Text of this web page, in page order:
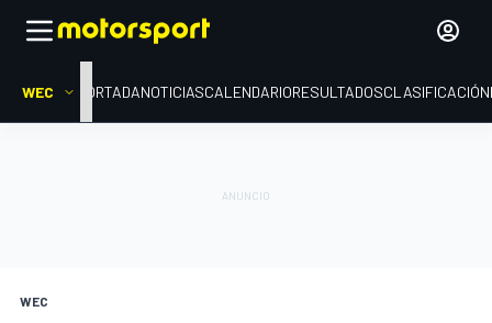
WEC PORTADANOTICIASCALENDARIORESULTADOSCLASIFICACIÓN
WEC